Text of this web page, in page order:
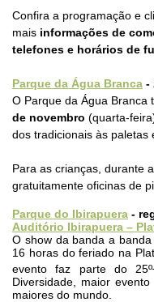
Confira a programação e
mais informações de
telefones e horários de
Parque da Água Branca -
O Parque da Água Branca
de novembro (quarta-
dos tradicionais às paletas
Para as crianças, durante
gratuitamente oficinas de
Parque do Ibirapuera -
Auditório Ibirapuera –
O show da bandaa
16 horas do feriado na
evento faz parte do 25º
Diversidade, maior
maiores do mundo.